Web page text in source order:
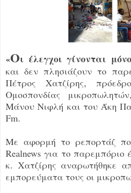
«Οι έλεγχοι γίνονται
και δεν πλησιάζουν το
Πέτρος Χατζίρης,
Ομοσπονδίας
Μάνου Νιφλή και του Άκη
Fm.
Με αφορμή το ρεπορτάζ
Realnews για το
κ. Χατζίρης αναρωτήθηκε
εμπορεύματα τους οι